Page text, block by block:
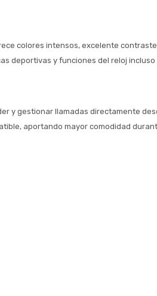
colores intensos, excelente
deportivas y funciones del reloj incluso
y gestionar llamadas directamente
aportando mayor comodidad
y Pagá
en 12
tu
lamentamos
en
mal!
mas tarde.